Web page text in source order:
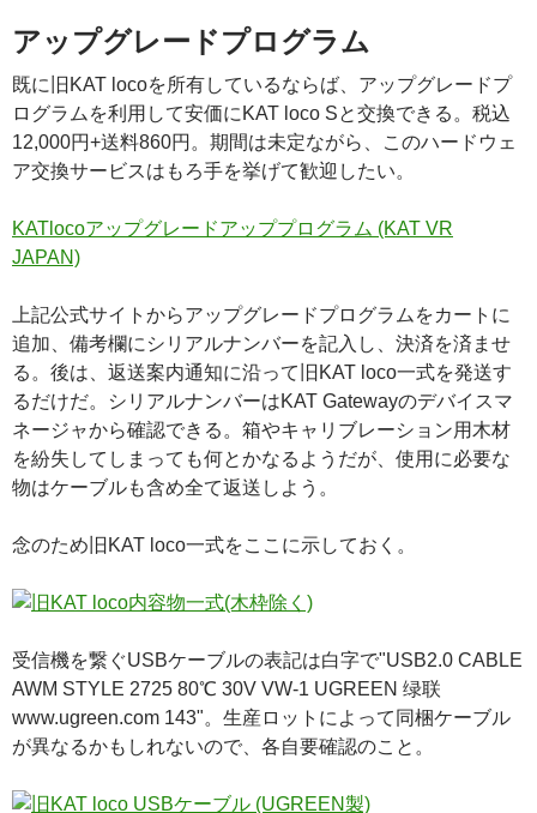
アップグレードプログラム
既に旧KAT locoを所有しているならば、アップグレードプ
ログラムを利用して安価にKAT loco Sと交換できる。税込
12,000円+送料860円。期間は未定ながら、このハードウェ
ア交換サービスはもろ手を挙げて歓迎したい。
KATlocoアップグレードアッププログラム (KAT VR
JAPAN)
上記公式サイトからアップグレードプログラムをカートに
追加、備考欄にシリアルナンバーを記入し、決済を済ませ
る。後は、返送案内通知に沿って旧KAT loco一式を発送す
るだけだ。シリアルナンバーはKAT Gatewayのデバイスマ
ネージャから確認できる。箱やキャリブレーション用木材
を紛失してしまっても何とかなるようだが、使用に必要な
物はケーブルも含め全て返送しよう。
念のため旧KAT loco一式をここに示しておく。
受信機を繋ぐUSBケーブルの表記は白字で"USB2.0 CABLE
AWM STYLE 2725 80℃ 30V VW-1 UGREEN 绿联
www.ugreen.com 143"。生産ロットによって同梱ケーブル
が異なるかもしれないので、各自要確認のこと。